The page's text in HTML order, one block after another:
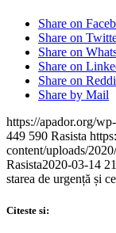
Share on
Share on
Share on
Share on
Share on
Share by Mail
https://apador.org/
449 590 Rasista
content/uploads/
Rasista2020-03-14
starea de urgență și
Citeste si: